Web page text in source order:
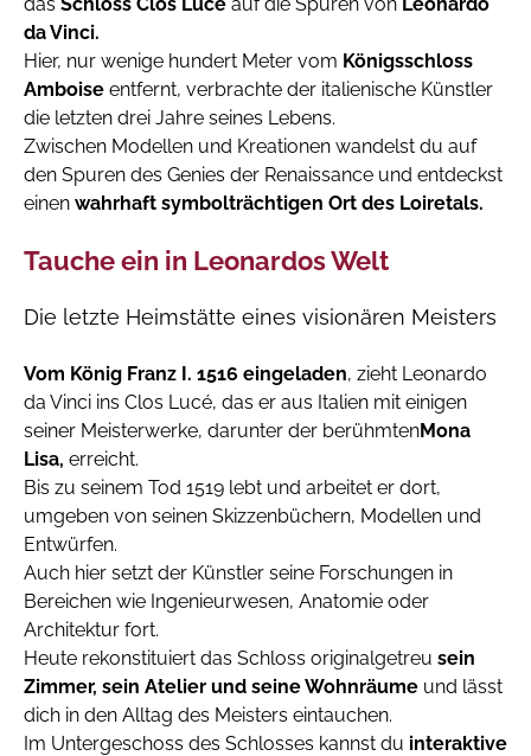
da Vinci.
Hier, nur wenige hundert Meter vom Königsschloss
Amboise entfernt, verbrachte der italienische Künstler
die letzten drei Jahre seines Lebens.
Zwischen Modellen und Kreationen wandelst du auf
den Spuren des Genies der Renaissance und entdeckst
einen wahrhaft symbolträchtigen Ort des Loiretals.
Tauche ein in Leonardos Welt
Die letzte Heimstätte eines visionären Meisters
Vom König Franz I. 1516 eingeladen, zieht Leonardo
da Vinci ins Clos Lucé, das er aus Italien mit einigen
seiner Meisterwerke, darunter der berühmtenMona
Lisa, erreicht.
Bis zu seinem Tod 1519 lebt und arbeitet er dort,
umgeben von seinen Skizzenbüchern, Modellen und
Entwürfen.
Auch hier setzt der Künstler seine Forschungen in
Bereichen wie Ingenieurwesen, Anatomie oder
Architektur fort.
Heute rekonstituiert das Schloss originalgetreu sein
Zimmer, sein Atelier und seine Wohnräume und lässt
dich in den Alltag des Meisters eintauchen.
Im Untergeschoss des Schlosses kannst du interaktive